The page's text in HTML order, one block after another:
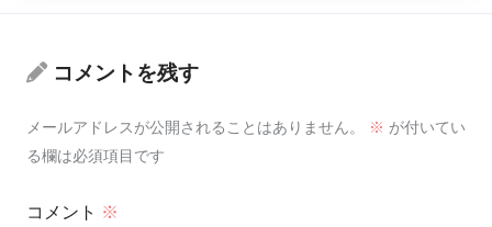
コメントを残す
メールアドレスが公開されることはありません。 ※ が付いてい
る欄は必須項目です
コメント ※